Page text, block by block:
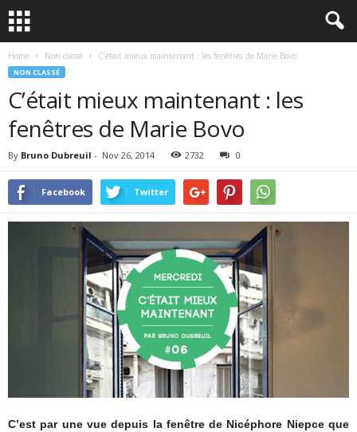
Home Non classé C’était mieux maintenant : les fenêtres de Marie Bovo
NON CLASSÉ
C’était mieux maintenant : les
fenêtres de Marie Bovo
By Bruno Dubreuil - Nov 26, 2014 2732 0
Facebook Twitter
C’est par une vue depuis la fenêtre de Nicéphore Niepce que